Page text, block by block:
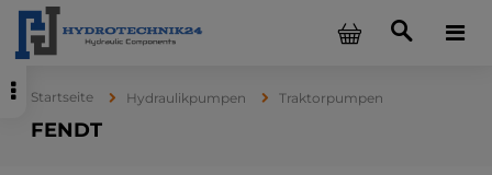
Startseite Hydraulikpumpen Traktorpumpen
FENDT